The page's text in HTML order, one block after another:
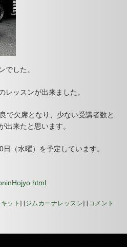
でした。
ッスンが出来ました。
で欠席となり、少ない受講者数と
出来たと思います。
（水曜）を予定しています。
ット ] [ジムカーナレッスン] [コメント